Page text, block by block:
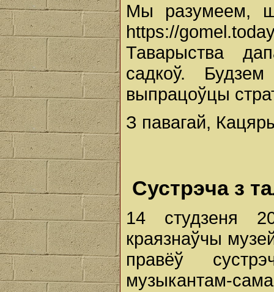
Мы разумеем,
https://
Таварыства
садкоў.
выпрацоўцы
З павагай,
Сустрэча з
14 студзеня
краязнаўчы
правёў
музыкантам-